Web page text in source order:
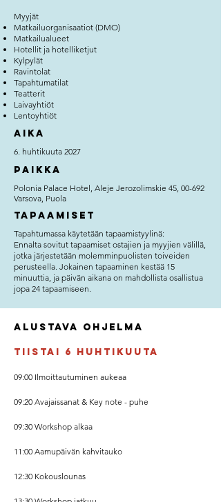
Myyjät
Matkailuorganisaatiot (DMO)
Matkailualueet
Hotellit ja hotelliketjut
Kylpylät
Ravintolat
Tapahtumatilat
Teatterit
Laivayhtiöt
Lentoyhtiöt
Aika
6. huhtikuuta 2027
Paikka
Polonia Palace Hotel, Aleje Jerozolimskie 45, 00-692
Varsova, Puola
Tapaamiset
Tapahtumassa käytetään tapaamistyylinä:
Ennalta sovitut tapaamiset ostajien ja myyjien välillä,
jotka järjestetään molemminpuolisten toiveiden
perusteella. Jokainen tapaaminen kestää 15
minuuttia, ja päivän aikana on mahdollista osallistua
jopa 24 tapaamiseen.
Alustava ohjelma
Tiistai 6 huhtikuuta
09:00 Ilmoittautuminen aukeaa
09:20 Avajaissanat & Key note - puhe
09:30 Workshop alkaa
11:00 Aamupäivän kahvitauko
12:30 Kokouslounas